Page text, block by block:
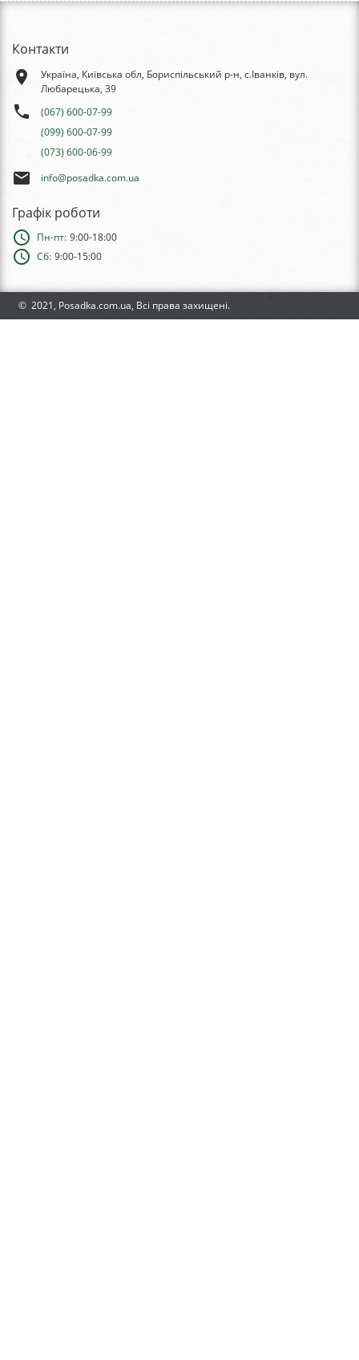
Контакти
place
Україна, Київська обл, Бориспільський р-н, с.Іванків, вул.
Любарецька, 39
phone
(067) 600-07-99
(099) 600-07-99
(073) 600-06-99
email info@posadka.com.ua
Графік роботи
schedule Пн-пт: 9:00-18:00
schedule Сб: 9:00-15:00
© 2021, Posadka.com.ua, Всі права захищені.